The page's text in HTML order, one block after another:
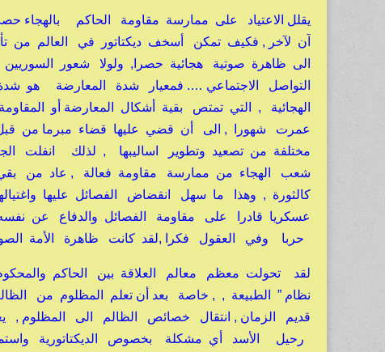
يقلل الاعتياد على ممارسة مقاومة الحاكم
آن لآخر , فكيف تمكن أسخف ديكتاتور في العالم من
الى ظاهرة صوتية هجائية حصرا, ولولا شعور
التواصل الاجتماعي …. فمعيار شدة المعارضة هو
عمرت شهورا , الى أن قضي عليها قضاء مبرما من
مختلفة من تصعيد وتطوير اساليبها , لذلك انفلت
شعب الهجاء من ممارسة مقاومة فعالة , عاد من
كالثورة , وهذا ما سهل انقضاض الفصائل عليها
عسكريا قادرا على مقاومة الفصائل والدفاع عن
حربا وفي العقول فكرا ,لقد كانت ظاهرة الأمة
لقد تحولت معظم معالم العلاقة بين الحاكم
نظام ” الطبيعة , , خاصة بعد أن تعلم المظلوم من
قديم الزمان , انتقال خصائص الظالم الى المظلوم